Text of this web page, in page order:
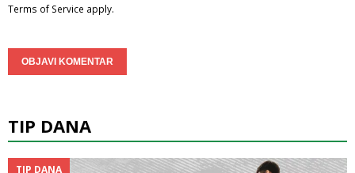
Terms of Service apply.
TIP DANA
TIP DANA